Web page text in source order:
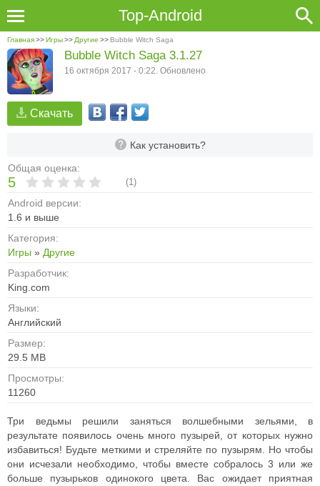
Top-Android
Главная>>Игры>> Другие >> Bubble Witch Saga
Скачать
Как установить?
Общая оценка:
5 (1)
Android версии:
1.6 и выше
Категория:
Игры » Другие
Разработчик:
King.com
Языки:
Английский
Размер:
29.5 MB
Просмотры:
11260
Bubble Witch Saga 3.1.27
16 октября 2017 - 0:22. Обновлено
Три ведьмы решили заняться волшебными зельями, в
результате появилось очень много пузырей, от которых нужно
избавиться! Будьте меткими и стреляйте по пузырям. Но чтобы
они исчезали необходимо, чтобы вместе собралось 3 или же
больше пузырьков одинокого цвета. Вас ожидает приятная